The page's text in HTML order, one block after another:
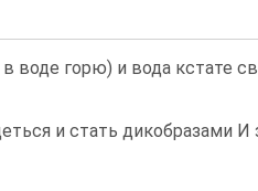
горю) и вода кстате
и стать дикобразами И